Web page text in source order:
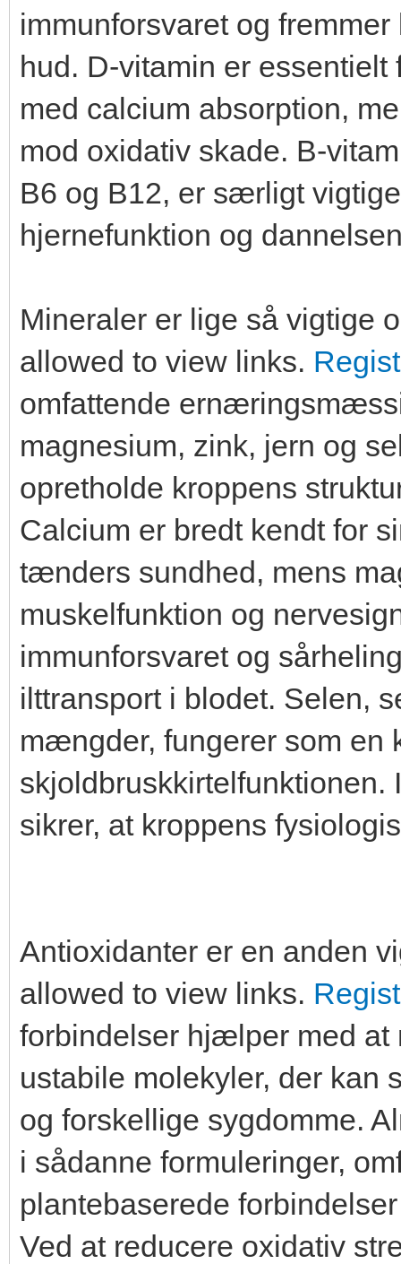
immunforsvaret og
hud. D-vitamin er
med calcium absorption,
mod oxidativ skade. B-
B6 og B12, er særligt
hjernefunktion og
Mineraler er lige så vigtige
allowed to view links.
omfattende
magnesium, zink, jern og
opretholde kroppens
Calcium er bredt kendt for
tænders sundhed, mens
muskelfunktion og
immunforsvaret og
ilttransport i blodet. Selen,
mængder, fungerer som en
skjoldbruskkirtelfunktionen.
sikrer, at kroppens
Antioxidanter er en anden
allowed to view links.
forbindelser hjælper med at
ustabile molekyler, der kan
og forskellige sygdomme.
i sådanne formuleringer,
plantebaserede
Ved at reducere oxidativ